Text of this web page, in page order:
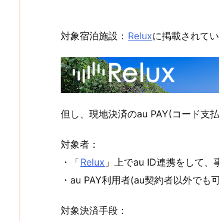
対象宿泊施設： Reluxに掲載されて
但し、現地決済のau PAY(コード支
対象者：
・「Relux 」上でau ID連携をして、
・au PAY利用者(au契約者以外でも
対象決済手段：